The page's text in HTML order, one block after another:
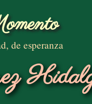
de esperanza